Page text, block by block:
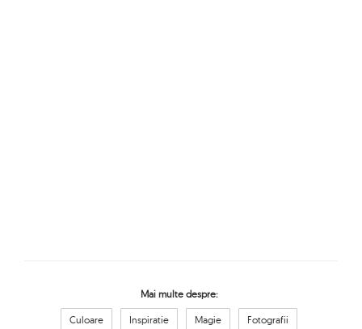
Mai multe despre:
Culoare Inspiratie Magie
Fotografii